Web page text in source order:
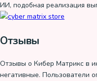
ИИ, подобная реализация
Отзывы
Отзывы о Кибер Матрикс в
негативные. Пользователи